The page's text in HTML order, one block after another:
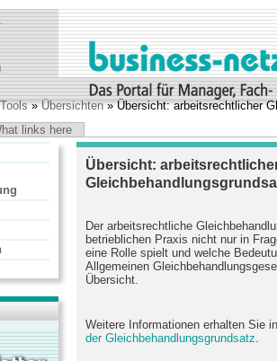
»Übersichten» Übersicht: arbeitsrechtlicher
links here
Übersicht:
Der arbeitsrechtliche
betrieblichen Praxis nicht nur in
eine Rolle spielt und welche
Allgemeinen
Übersicht.
Weitere Informationen erhalten Sie
der Gleichbehandlungsgrundsatz